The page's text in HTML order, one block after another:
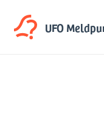
UFO